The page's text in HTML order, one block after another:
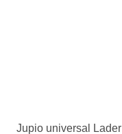
Jupio universal Lader